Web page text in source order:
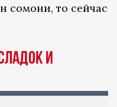
сомони, то сейчас
и